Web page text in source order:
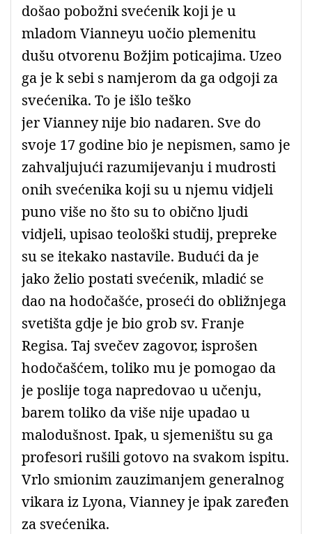
došao pobožni svećenik koji je u
mladomVianneyuuočio plemenitu
dušu otvorenu Božjim poticajima. Uzeo
ga je k sebi s namjerom da ga odgoji za
svećenika. To je išlo teško
jerVianneynije bio nadaren. Sve do
svoje 17 godine bio je nepismen, samo je
zahvaljujući razumijevanju i mudrosti
onih svećenika koji su u njemu vidjeli
puno više no što su to obično ljudi
vidjeli, upisao teološki studij, prepreke
su se itekako nastavile. Budući da je
jako želio postati svećenik, mladić se
dao na hodočašće, proseći do obližnjega
svetišta gdje je bio grob sv. Franje
Regisa. Taj svečev zagovor, isprošen
hodočašćem, toliko mu je pomogao da
je poslije toga napredovao u učenju,
barem toliko da više nije upadao u
malodušnost. Ipak, u sjemeništu su ga
profesori rušili gotovo na svakom ispitu.
Vrlo smionim zauzimanjem generalnog
vikara iz Lyona, Vianneyje ipak zaređen
za svećenika.